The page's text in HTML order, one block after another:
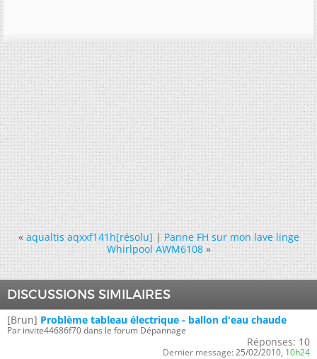
« aqualtis aqxxf141h[résolu]|Panne FH sur mon lave linge
Whirlpool AWM6108 »
DISCUSSIONS SIMILAIRES
[Brun] Problème tableau électrique - ballon d'eau chaude
Par invite44686f70 dans le forum Dépannage
Réponses: 10
Dernier message: 25/02/2010, 10h24